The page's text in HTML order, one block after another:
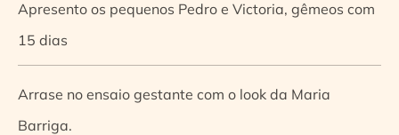
Apresento os pequenos Pedro e Victoria, gêmeos com
15 dias
Arrase no ensaio gestante com o look da Maria
Barriga.